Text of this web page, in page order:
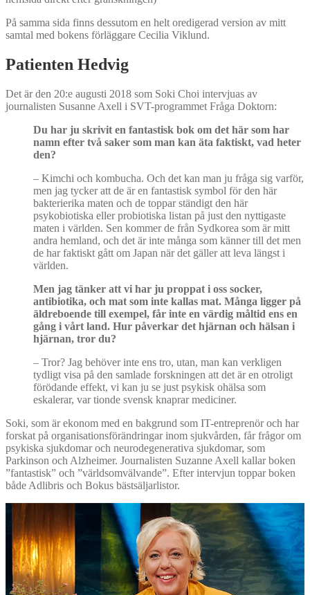
På samma sida finns dessutom en helt oredigerad version av mitt
samtal med bokens förläggare Cecilia Viklund.
Patienten Hedvig
Det är den 20:e augusti 2018 som Soki Choi intervjuas av
journalisten Susanne Axell i SVT-programmet Fråga Doktorn:
Du har ju skrivit en fantastisk bok om det här som har
namn efter två saker som man kan äta faktiskt, vad heter
den?
– Kimchi och kombucha. Och det kan man ju fråga sig varför,
men jag tycker att de är en fantastisk symbol för den här
bakterierika maten och de toppar ständigt den här
psykobiotiska eller probiotiska listan på just den nyttigaste
maten i världen. Sen kommer de från Sydkorea som är mitt
andra hemland, och det är inte många som känner till det men
de har faktiskt gått om Japan när det gäller att leva längst i
världen.
Men jag tänker att vi har ju proppat i oss socker,
antibiotika, och mat som inte kallas mat. Många ligger på
äldreboende till exempel, får inte en värdig måltid ens en
gång i vårt land. Hur påverkar det hjärnan och hälsan i
hjärnan, tror du?
– Tror? Jag behöver inte ens tro, utan, man kan verkligen
tydligt visa på den samlade forskningen att det är en otroligt
förödande effekt, vi kan ju se just psykisk ohälsa som
eskalerar, var tionde svensk knaprar mediciner.
Soki, som är ekonom med en bakgrund som IT-entreprenör och har
forskat på organisationsförändringar inom sjukvården, får frågor om
psykiska sjukdomar och neurodegenerativa sjukdomar, som
Parkinson och Alzheimer. Journalisten Suzanne Axell kallar boken
”fantastisk” och ”världsomvälvande”. Efter intervjun toppar boken
både Adlibris och Bokus bästsäljarlistor.